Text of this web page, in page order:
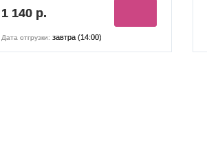
1 140 р.
Дата отгрузки: завтра (14:00)